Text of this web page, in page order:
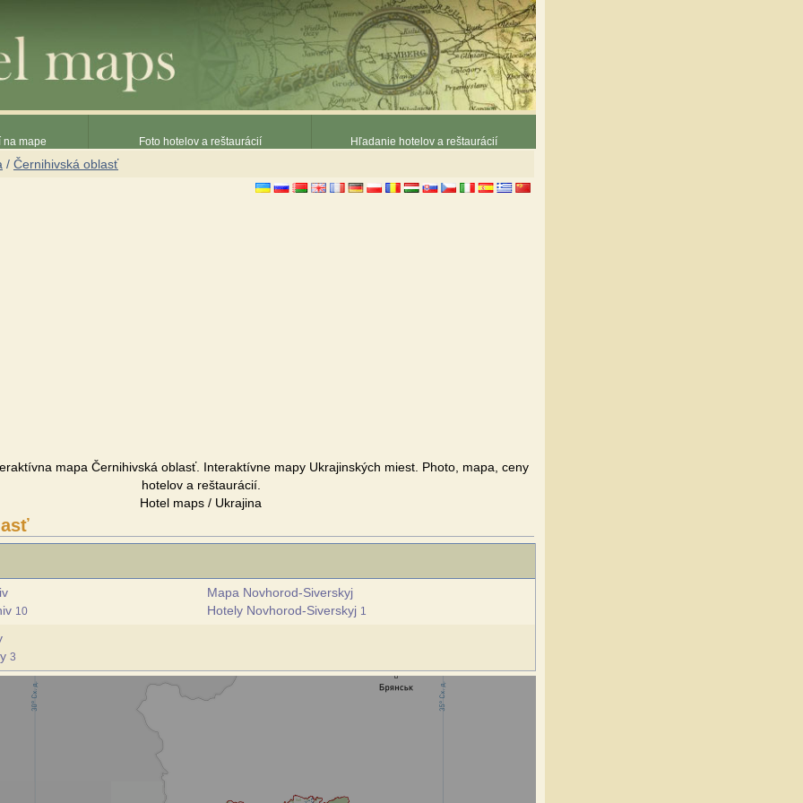
na mape Foto hotelov a reštaurácií Hľadanie hotelov a reštaurácií
/ Černihivská oblasť
mapa Černihivská oblasť. Interaktívne mapy Ukrajinských miest. Photo, mapa, ceny
hotelov a reštaurácií.
Hotel maps / Ukrajina
10
Mapa Novhorod-Siverskyj
Hotely Novhorod-Siverskyj 1
3